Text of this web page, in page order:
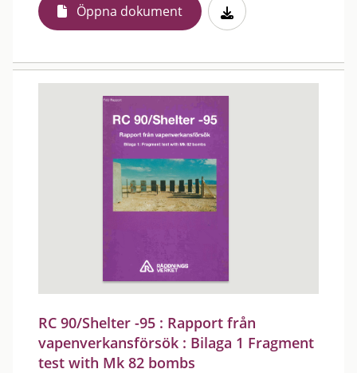
Öppna dokument
RC 90/Shelter -95 : Rapport från
vapenverkansförsök : Bilaga 1 Fragment
test with Mk 82 bombs